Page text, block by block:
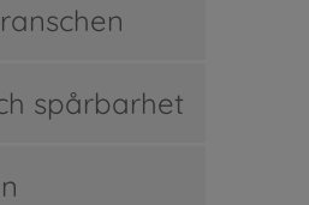
spårbarhet